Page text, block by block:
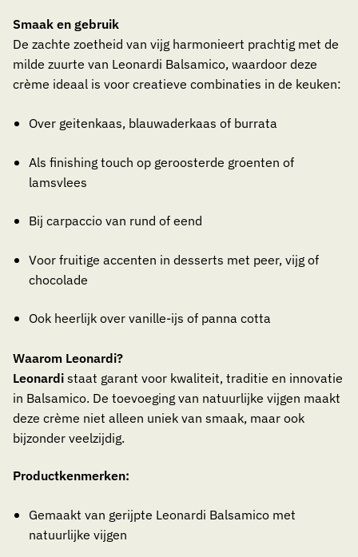
Smaak en gebruik
De zachte zoetheid van vijg harmonieert prachtig met de
milde zuurte van Leonardi Balsamico, waardoor deze
crème ideaal is voor creatieve combinaties in de keuken:
Over geitenkaas, blauwaderkaas of burrata
Als finishing touch op geroosterde groenten of
lamsvlees
Bij carpaccio van rund of eend
Voor fruitige accenten in desserts met peer, vijg of
chocolade
Ook heerlijk over vanille-ijs of panna cotta
Waarom Leonardi?
Leonardi staat garant voor kwaliteit, traditie en innovatie
in Balsamico. De toevoeging van natuurlijke vijgen maakt
deze crème niet alleen uniek van smaak, maar ook
bijzonder veelzijdig.
Productkenmerken:
Gemaakt van gerijpte Leonardi Balsamico met
natuurlijke vijgen